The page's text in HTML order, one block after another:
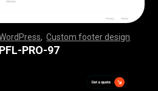
,Custom footer design
,,,,,,,,,,,, ,,,,,,,,,,,,,,,,,,,,,,,,
,,,,,,,,,,,, ,,,,,,,,,,,,,,,,,,,,,,,,
PRO-97